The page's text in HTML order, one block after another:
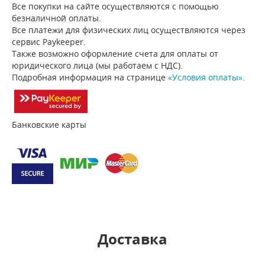
Все покупки на сайте осуществляются с помощью
безналичной оплаты.
Все платежи для физических лиц осуществляются через
сервис Paykeeper.
Также возможно оформление счета для оплаты от
юридического лица (мы работаем с НДС).
Подробная информация на странице «Условия оплаты».
Банковские карты
Доставка